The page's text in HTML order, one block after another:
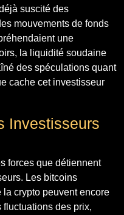
suscité des
mouvements de fonds
une
la liquidité soudaine
des spéculations quant
cache cet investisseur
Investisseurs
forces que détiennent
Les bitcoins
crypto peuvent encore
des prix,